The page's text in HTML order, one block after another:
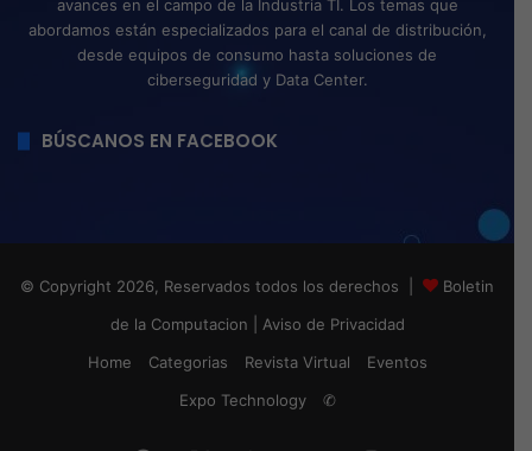
avances en el campo de la Industria TI. Los temas que
abordamos están especializados para el canal de distribución,
desde equipos de consumo hasta soluciones de
ciberseguridad y Data Center.
BÚSCANOS EN FACEBOOK
© Copyright 2026, Reservados todos los derechos |
Boletin
de la Computacion
Aviso de Privacidad
Home
Categorias Revista Virtual
Eventos
Expo Technology
✆